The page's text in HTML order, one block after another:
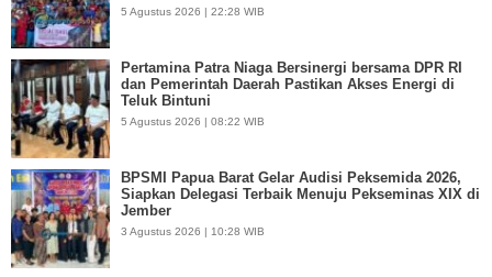
5 Agustus 2026 | 22:28 WIB
Pertamina Patra Niaga Bersinergi bersama DPR RI
dan Pemerintah Daerah Pastikan Akses Energi di
Teluk Bintuni
5 Agustus 2026 | 08:22 WIB
BPSMI Papua Barat Gelar Audisi Peksemida 2026,
Siapkan Delegasi Terbaik Menuju Pekseminas XIX di
Jember
3 Agustus 2026 | 10:28 WIB